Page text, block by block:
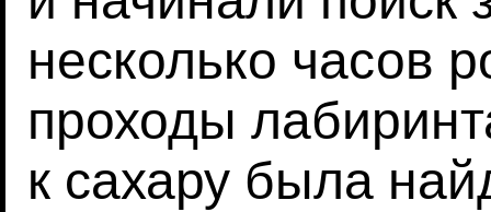
несколько часов
проходы
к сахару была